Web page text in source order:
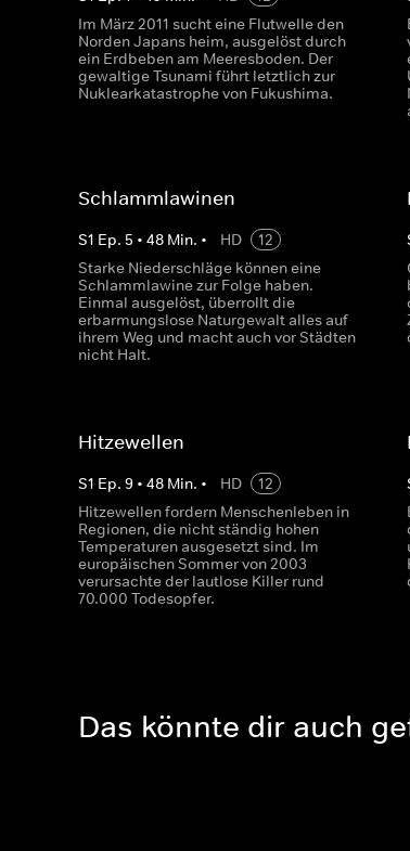
Im März 2011 sucht eine Flutwelle den
Norden Japans heim, ausgelöst durch
ein Erdbeben am Meeresboden. Der
gewaltige Tsunami führt letztlich zur
Nuklearkatastrophe von Fukushima.
Schlammlawinen
S1 Ep. 5 • 48 Min. • HD
12
Starke Niederschläge können eine
Schlammlawine zur Folge haben.
Einmal ausgelöst, überrollt die
erbarmungslose Naturgewalt alles auf
ihrem Weg und macht auch vor Städten
nicht Halt.
Hitzewellen
S1 Ep. 9 • 48 Min. • HD
12
Hitzewellen fordern Menschenleben in
Regionen, die nicht ständig hohen
Temperaturen ausgesetzt sind. Im
europäischen Sommer von 2003
verursachte der lautlose Killer rund
70.000 Todesopfer.
Das könnte dir auch